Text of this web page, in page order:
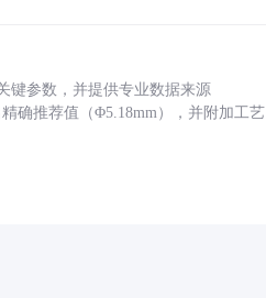
键参数，并提供专业数据来源
确推荐值（Φ5.18mm），并附加工艺